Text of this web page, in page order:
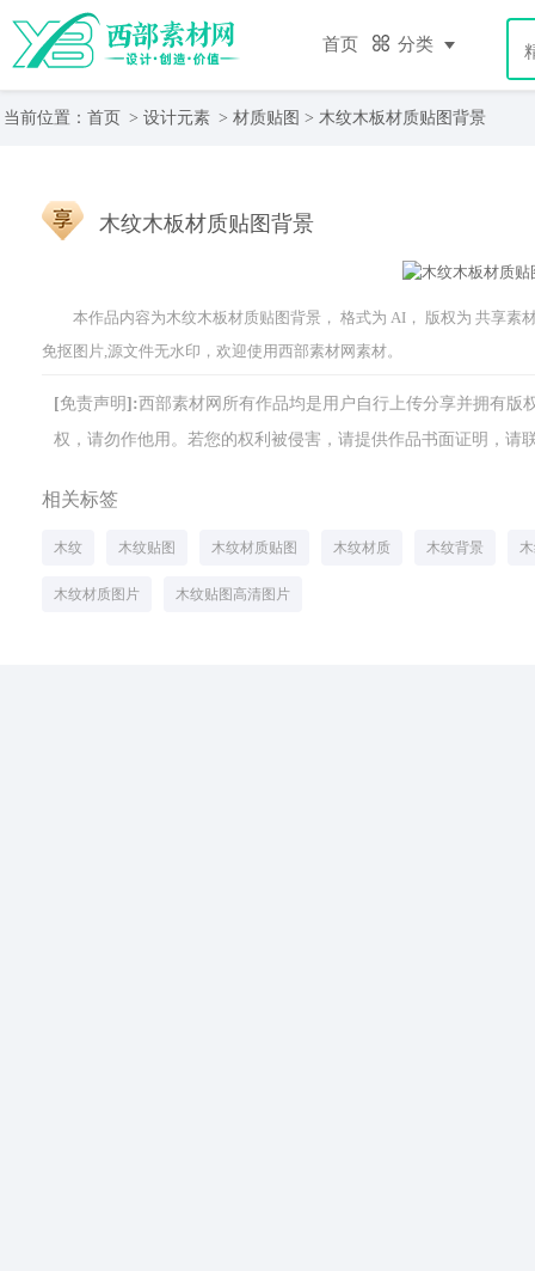
首页 分类
当前位置： 首页 > 设计元素 > 材质贴图 > 木纹木板材质贴图背景
木纹木板材质贴图背景
本作品内容为木纹木板材质贴图背景， 格式为 AI， 版权为 共享素
免抠图片,源文件无水印，欢迎使用西部素材网素材。
[免责声明]:西部素材网所有作品均是用户自行上传分享并拥有
权，请勿作他用。若您的权利被侵害，请提供作品书面证明，请
相关标签
木纹 木纹贴图 木纹材质贴图 木纹材质 木纹背景
木纹材质图片 木纹贴图高清图片